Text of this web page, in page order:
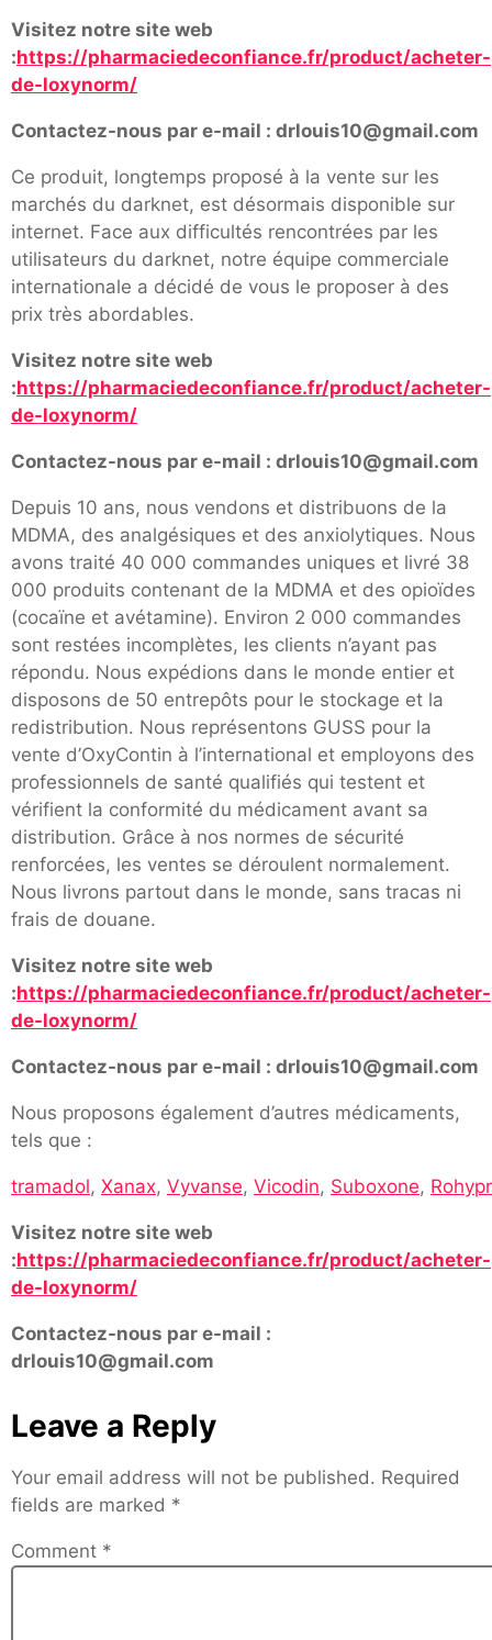
Visitez notre site web
:https://pharmaciedeconfiance.fr/product/acheter-
de-loxynorm/
Contactez-nous par e-mail : drlouis10@gmail.com
Ce produit, longtemps proposé à la vente sur les
marchés du darknet, est désormais disponible sur
internet. Face aux difficultés rencontrées par les
utilisateurs du darknet, notre équipe commerciale
internationale a décidé de vous le proposer à des
prix très abordables.
Visitez notre site web
:https://pharmaciedeconfiance.fr/product/acheter-
de-loxynorm/
Contactez-nous par e-mail : drlouis10@gmail.com
Depuis 10 ans, nous vendons et distribuons de la
MDMA, des analgésiques et des anxiolytiques. Nous
avons traité 40 000 commandes uniques et livré 38
000 produits contenant de la MDMA et des opioïdes
(cocaïne et avétamine). Environ 2 000 commandes
sont restées incomplètes, les clients n’ayant pas
répondu. Nous expédions dans le monde entier et
disposons de 50 entrepôts pour le stockage et la
redistribution. Nous représentons GUSS pour la
vente d’OxyContin à l’international et employons des
professionnels de santé qualifiés qui testent et
vérifient la conformité du médicament avant sa
distribution. Grâce à nos normes de sécurité
renforcées, les ventes se déroulent normalement.
Nous livrons partout dans le monde, sans tracas ni
frais de douane.
Visitez notre site web
:https://pharmaciedeconfiance.fr/product/acheter-
de-loxynorm/
Contactez-nous par e-mail : drlouis10@gmail.com
Nous proposons également d’autres médicaments,
tels que :
tramadol, Xanax, Vyvanse, Vicodin, Suboxone,
Visitez notre site web
:https://pharmaciedeconfiance.fr/product/acheter-
de-loxynorm/
Contactez-nous par e-mail :
drlouis10@gmail.com
Leave a Reply
Your email address will not be published. Required
fields are marked *
Comment *